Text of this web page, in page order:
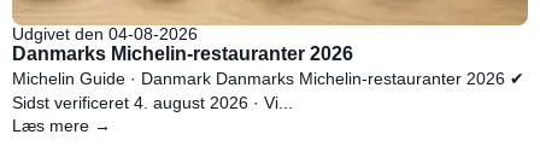
Udgivet den 04-08-2026
Danmarks Michelin-restauranter 2026
Michelin Guide · Danmark Danmarks Michelin-restauranter 2026 ✔
Sidst verificeret 4. august 2026 · Vi...
Læs mere →